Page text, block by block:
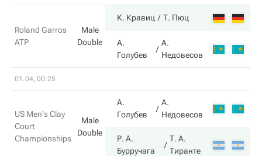
Roland Garros
ATP
Male
Double
К. Кравиц Т. Пюц 7
А.
Голубев
А.
Недовесов
5
01.04, 00:25
US Men's Clay
Court
Championships
Male
Double
А.
Голубев
А.
Недовесов
5
Р. А.
Бурручага
Т. А.
Тиранте
7